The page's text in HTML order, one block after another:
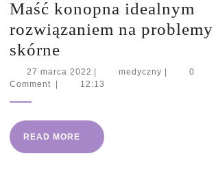
Maść konopna idealnym
rozwiązaniem na problemy
skórne
konopna
idealnym
na
problemy
27 marca 2022 27
marca
medyczny medyczny
0
Comment
12:13
READ MORE
READ
MORE